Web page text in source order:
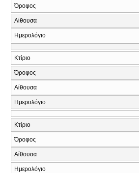
Όροφος
Αίθουσα
Ημερολόγιο
Κτίριο
Όροφος
Αίθουσα
Ημερολόγιο
Κτίριο
Όροφος
Αίθουσα
Ημερολόγιο